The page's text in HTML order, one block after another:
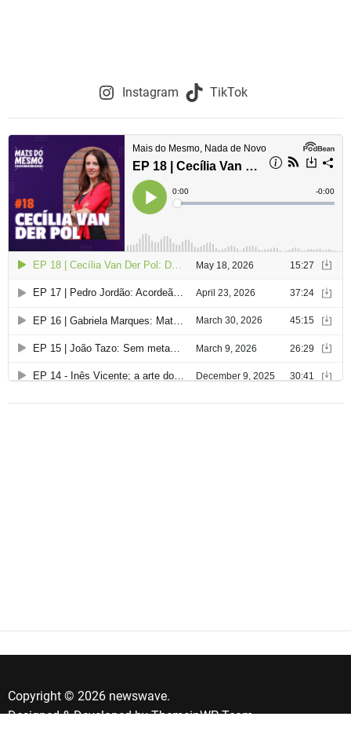
Instagram TikTok
Copyright © 2026 newswave.
Designed & Developed byThemeinWP Team